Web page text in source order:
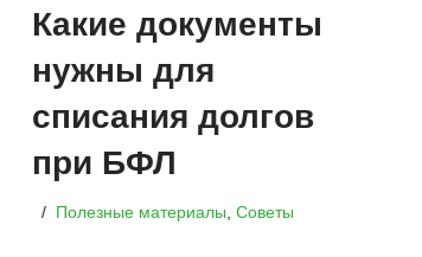
Какие документы
нужны для
списания долгов
при БФЛ
Полезные материалы Советы